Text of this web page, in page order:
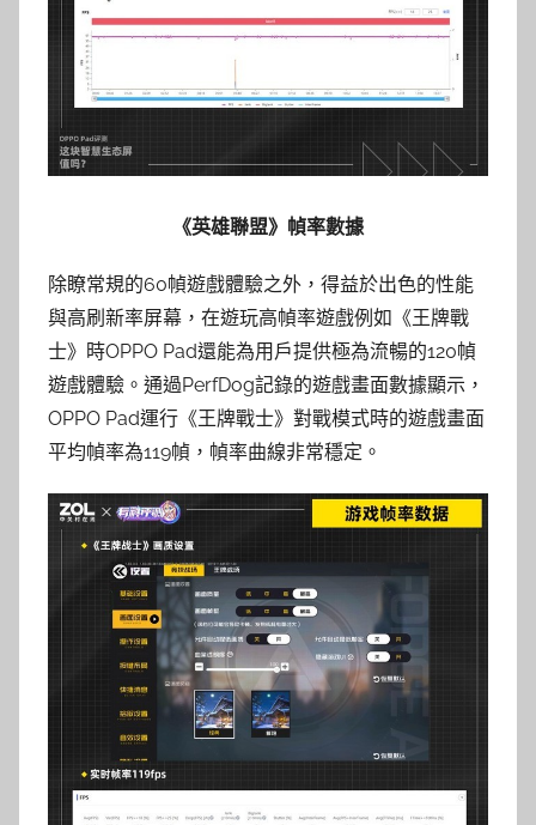
《英雄聯盟》幀率數據
除瞭常規的60幀遊戲體驗之外，得益於出色的性能
與高刷新率屏幕，在遊玩高幀率遊戲例如《王牌戰
士》時OPPO Pad還能為用戶提供極為流暢的120幀
遊戲體驗。通過PerfDog記錄的遊戲畫面數據顯示，
OPPO Pad運行《王牌戰士》對戰模式時的遊戲畫面
平均幀率為119幀，幀率曲線非常穩定。